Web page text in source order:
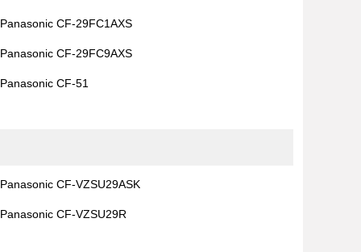
Panasonic CF-29FC1AXS
Panasonic CF-29FC9AXS
Panasonic CF-51
Panasonic CF-VZSU29ASK
Panasonic CF-VZSU29R